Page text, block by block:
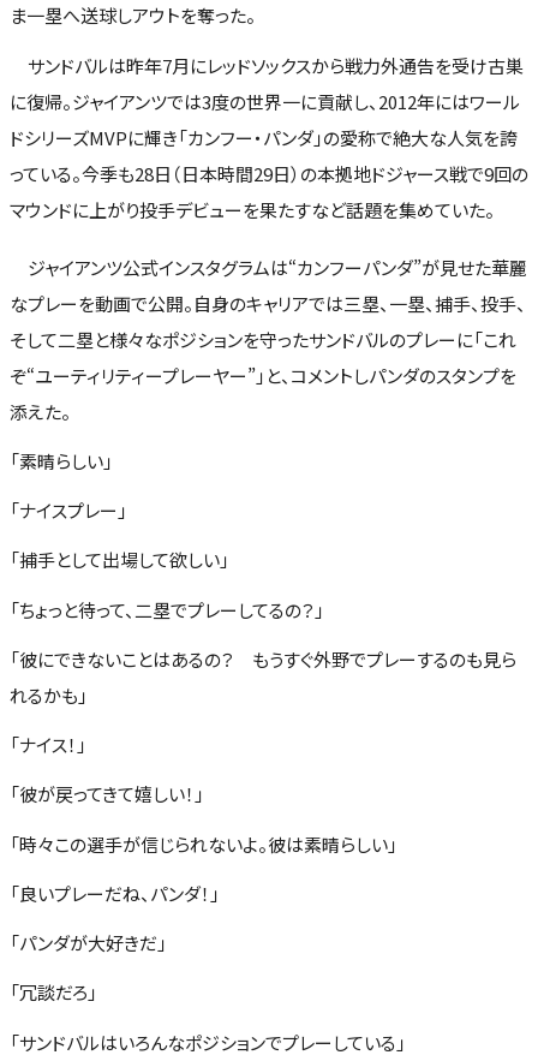
ま一塁へ送球しアウトを奪った。
サンドバルは昨年7月にレッドソックスから戦力外通告を受け古巣
に復帰。ジャイアンツでは3度の世界一に貢献し、2012年にはワール
ドシリーズMVPに輝き「カンフー・パンダ」の愛称で絶大な人気を誇
っている。今季も28日（日本時間29日）の本拠地ドジャース戦で9回の
マウンドに上がり投手デビューを果たすなど話題を集めていた。
ジャイアンツ公式インスタグラムは“カンフーパンダ”が見せた華麗
なプレーを動画で公開。自身のキャリアでは三塁、一塁、捕手、投手、
そして二塁と様々なポジションを守ったサンドバルのプレーに「これ
ぞ“ユーティリティープレーヤー”」と、コメントしパンダのスタンプを
添えた。
「素晴らしい」
「ナイスプレー」
「捕手として出場して欲しい」
「ちょっと待って、二塁でプレーしてるの？」
「彼にできないことはあるの？ もうすぐ外野でプレーするのも見ら
れるかも」
「ナイス！」
「彼が戻ってきて嬉しい！」
「時々この選手が信じられないよ。彼は素晴らしい」
「良いプレーだね、パンダ！」
「パンダが大好きだ」
「冗談だろ」
「サンドバルはいろんなポジションでプレーしている」